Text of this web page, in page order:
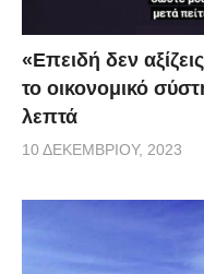
«Επειδή δεν
το οικονομικό
λεπτά
10 ΔΕΚΕΜΒΡΊΟΥ, 2023